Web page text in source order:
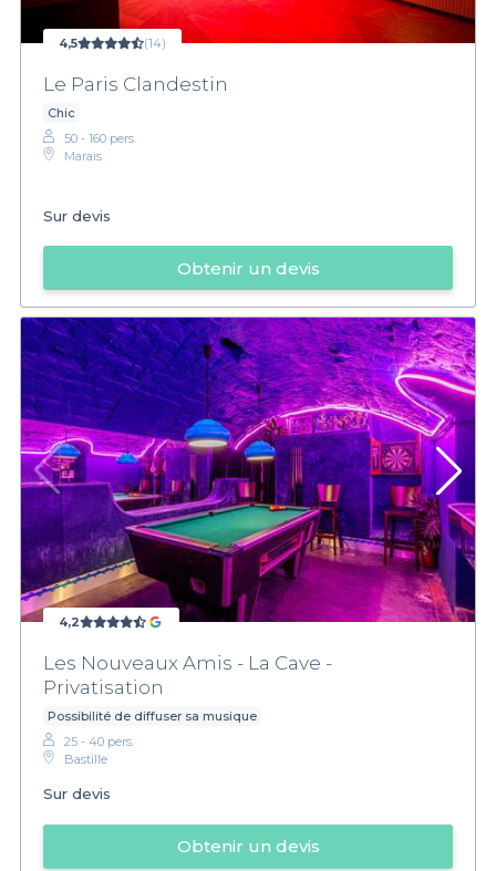
4,5 (14)
Le Paris Clandestin
Chic
50 - 160 pers.
Marais
Sur devis
Obtenir un devis
4,2
Les Nouveaux Amis - La Cave -
Privatisation
Possibilité de diffuser sa musique
25 - 40 pers.
Bastille
Sur devis
Obtenir un devis